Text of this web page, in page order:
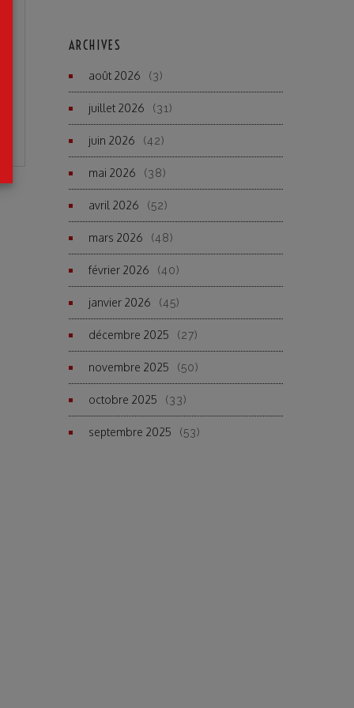
ARCHIVES
août 2026 (3)
juillet 2026 (31)
juin 2026 (42)
mai 2026 (38)
avril 2026 (52)
mars 2026 (48)
février 2026 (40)
janvier 2026 (45)
décembre 2025 (27)
novembre 2025 (50)
octobre 2025 (33)
septembre 2025 (53)